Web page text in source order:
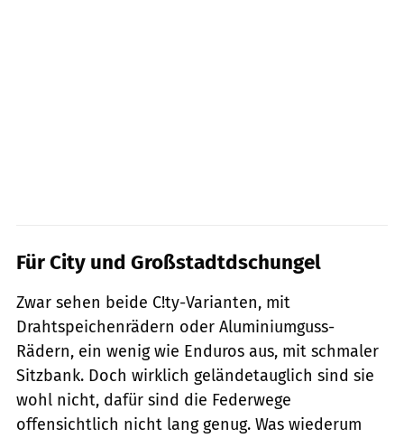
Für City und Großstadtdschungel
Zwar sehen beide C!ty-Varianten, mit
Drahtspeichenrädern oder Aluminiumguss-
Rädern, ein wenig wie Enduros aus, mit schmaler
Sitzbank. Doch wirklich geländetauglich sind sie
wohl nicht, dafür sind die Federwege
offensichtlich nicht lang genug. Was wiederum